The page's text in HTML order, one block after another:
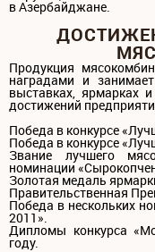
в Азербайджане.
Продукция
наградами и
выставках, ярмарках
достижений
Победа в конкурсе
Победа в конкурсе
Звание лучшего
номинации
Золотая медаль
Правительственная
Победа в нескольких
2011».
Дипломы конкурса
году.